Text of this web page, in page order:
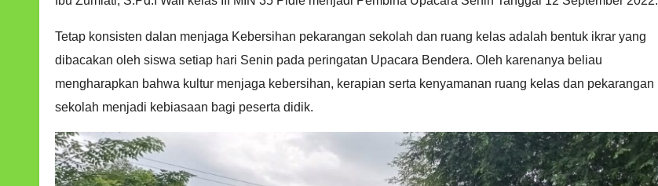
Tetap konsisten dalan menjaga Kebersihan pekarangan sekolah dan ruang kelas adalah bentuk ikrar yang
dibacakan oleh siswa setiap hari Senin pada peringatan Upacara Bendera. Oleh karenanya beliau
mengharapkan bahwa kultur menjaga kebersihan, kerapian serta kenyamanan ruang kelas dan pekarangan
sekolah menjadi kebiasaan bagi peserta didik.